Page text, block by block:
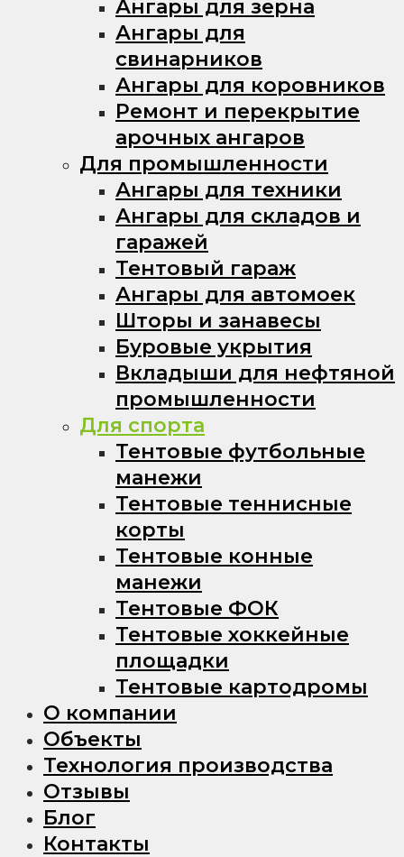
Ангары для зерна
Ангары для
свинарников
Ангары для коровников
Ремонт и перекрытие
арочных ангаров
Для промышленности
Ангары для техники
Ангары для складов и
гаражей
Тентовый гараж
Ангары для автомоек
Шторы и занавесы
Буровые укрытия
Вкладыши для нефтяной
промышленности
Для спорта
Тентовые футбольные
манежи
Тентовые теннисные
корты
Тентовые конные
манежи
Тентовые ФОК
Тентовые хоккейные
площадки
Тентовые картодромы
О компании
Объекты
Технология производства
Отзывы
Блог
Контакты